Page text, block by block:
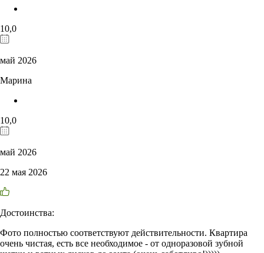
10,0
май 2026
Марина
10,0
май 2026
22 мая 2026
Достоинства:
Фото полностью соответствуют действительности. Квартира
очень чистая, есть все необходимое - от одноразовой зубной